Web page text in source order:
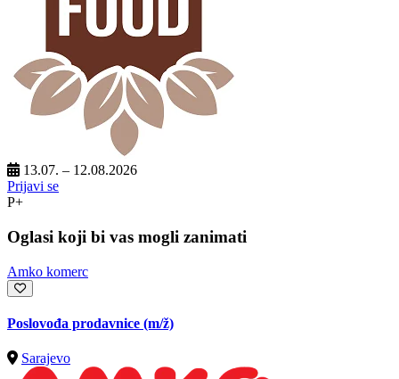
13.07. – 12.08.2026
Prijavi se
P+
Oglasi koji bi vas mogli zanimati
Amko komerc
Poslovođa prodavnice (m/ž)
Sarajevo